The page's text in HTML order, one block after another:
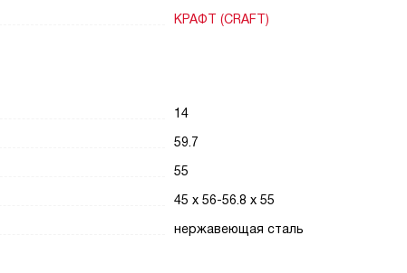
КРАФТ (CRAFT)
14
59.7
55
45 х 56-56.8 х 55
нержавеющая сталь